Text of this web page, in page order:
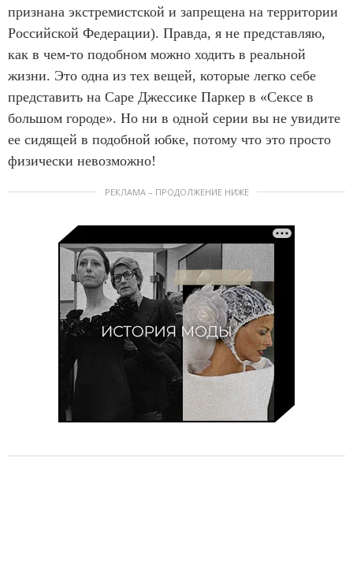
признана экстремистской и запрещена на территории
Российской Федерации). Правда, я не представляю,
как в чем-то подобном можно ходить в реальной
жизни. Это одна из тех вещей, которые легко себе
представить на Саре Джессике Паркер в «Сексе в
большом городе». Но ни в одной серии вы не увидите
ее сидящей в подобной юбке, потому что это просто
физически невозможно!
РЕКЛАМА – ПРОДОЛЖЕНИЕ НИЖЕ